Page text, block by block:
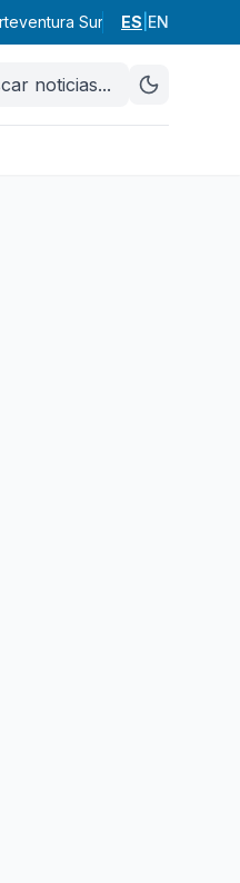
Sur TenerifeGran
ES EN
noticias...